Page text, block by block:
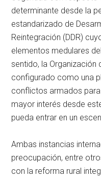
determinante desde la
estandarizado de
Reintegración (DDR)
elementos medulares
sentido, la Organización
configurado como una
conflictos armados
mayor interés desde
pueda entrar en un
Ambas instancias
preocupación, entre
con la reforma rural